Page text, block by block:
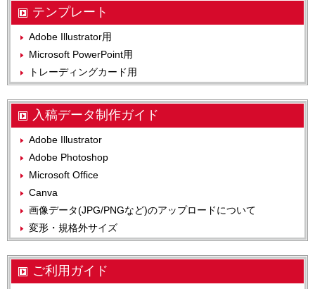
テンプレート
Adobe Illustrator用
Microsoft PowerPoint用
トレーディングカード用
入稿データ制作ガイド
Adobe Illustrator
Adobe Photoshop
Microsoft Office
Canva
画像データ(JPG/PNGなど)のアップロードについて
変形・規格外サイズ
ご利用ガイド